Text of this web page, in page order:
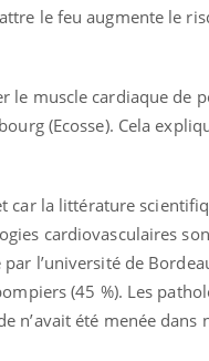
le feu augmente le
le muscle cardiaque de
(Ecosse). Cela
car la littérature
cardiovasculaires
par l’université de
(45 %). Les
n’avait été menée
pour
symptômes de la
multiples ce qui la rend